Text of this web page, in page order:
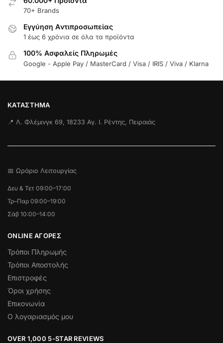
70+ Brands
Εγγύηση Aντιπροσωπείας
1 έως 6 χρόνια σε όλα τα προϊόντα
100% Ασφαλείς Πληρωμές
Google - Apple Pay / MasterCard / Visa / IRIS / Viva / Klarna
ΚΑΤΆΣΤΗΜΑ
📍 Λ. Φλέμινγκ 69, 18233 Αγ. Ι. Ρέντης, Πειραιάς
📅 Ωράριο Λειτουργίας
Δευ & Τετ 09:00–17:00
Τρ–Παρ 09:00–19:00
Σάβ 10:00–14:00
ONLINE ΑΓΟΡΕΣ
Τρόποι Πληρωμής
Τρόποι Αποστολής
Επιστροφές
Όροι χρήσης
Επικονωνία
Ο λογαριασμός μου
OVER 1,000 5-STAR REVIEWS